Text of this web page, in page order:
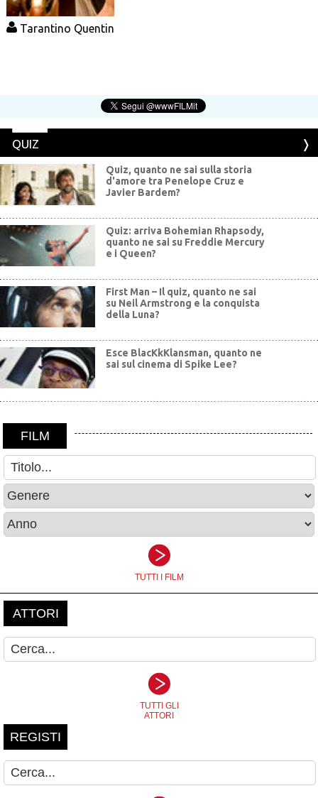
Tarantino Quentin
QUIZ
Quiz, quanto ne sai sulla storia
d'amore tra Penelope Cruz e
Javier Bardem?
Quiz: arriva Bohemian Rhapsody,
quanto ne sai su Freddie Mercury
e i Queen?
First Man – Il quiz, quanto ne sai
su Neil Armstrong e la conquista
della Luna?
Esce BlacKkKlansman, quanto ne
sai sul cinema di Spike Lee?